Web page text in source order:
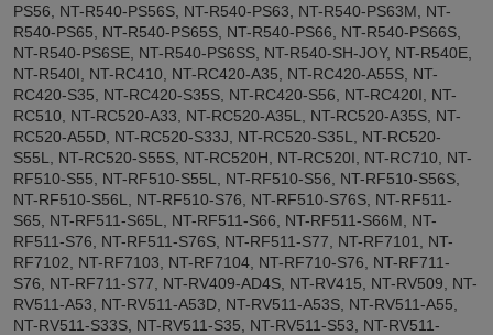
PS56, NT-R540-PS56S, NT-R540-PS63, NT-R540-PS63M, NT-
R540-PS65, NT-R540-PS65S, NT-R540-PS66, NT-R540-PS66S,
NT-R540-PS6SE, NT-R540-PS6SS, NT-R540-SH-JOY, NT-R540E,
NT-R540I, NT-RC410, NT-RC420-A35, NT-RC420-A55S, NT-
RC420-S35, NT-RC420-S35S, NT-RC420-S56, NT-RC420I, NT-
RC510, NT-RC520-A33, NT-RC520-A35L, NT-RC520-A35S, NT-
RC520-A55D, NT-RC520-S33J, NT-RC520-S35L, NT-RC520-
S55L, NT-RC520-S55S, NT-RC520H, NT-RC520I, NT-RC710, NT-
RF510-S55, NT-RF510-S55L, NT-RF510-S56, NT-RF510-S56S,
NT-RF510-S56L, NT-RF510-S76, NT-RF510-S76S, NT-RF511-
S65, NT-RF511-S65L, NT-RF511-S66, NT-RF511-S66M, NT-
RF511-S76, NT-RF511-S76S, NT-RF511-S77, NT-RF7101, NT-
RF7102, NT-RF7103, NT-RF7104, NT-RF710-S76, NT-RF711-
S76, NT-RF711-S77, NT-RV409-AD4S, NT-RV415, NT-RV509, NT-
RV511-A53, NT-RV511-A53D, NT-RV511-A53S, NT-RV511-A55,
NT-RV511-S33S, NT-RV511-S35, NT-RV511-S53, NT-RV511-